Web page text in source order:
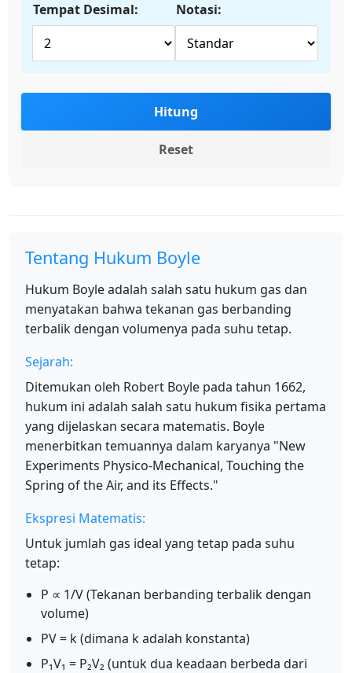
Tempat Desimal: Notasi:
Hitung
Reset
Tentang Hukum Boyle
Hukum Boyle adalah salah satu hukum gas dan
menyatakan bahwa tekanan gas berbanding
terbalik dengan volumenya pada suhu tetap.
Sejarah:
Ditemukan oleh Robert Boyle pada tahun 1662,
hukum ini adalah salah satu hukum fisika pertama
yang dijelaskan secara matematis. Boyle
menerbitkan temuannya dalam karyanya "New
Experiments Physico-Mechanical, Touching the
Spring of the Air, and its Effects."
Ekspresi Matematis:
Untuk jumlah gas ideal yang tetap pada suhu
tetap:
P ∝ 1/V (Tekanan berbanding terbalik dengan
volume)
PV = k (dimana k adalah konstanta)
P₁V₁ = P₂V₂ (untuk dua keadaan berbeda dari